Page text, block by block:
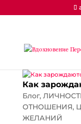
Как
Блог,
ОТНОШЕНИЯ,
ЖЕЛАНИЙ